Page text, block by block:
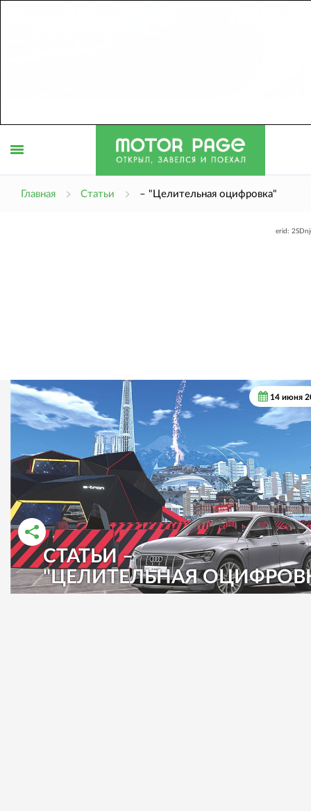
Главная Статьи – "Целительная оцифровка"
erid:
СТАТЬИ –
"ЦЕЛИТЕЛЬНАЯ
14 июня
РАССКАЗАТЬ ВО ВКОНТАКТЕ
РАССКАЗАТЬ В ОДНОКЛАССНИКАХ